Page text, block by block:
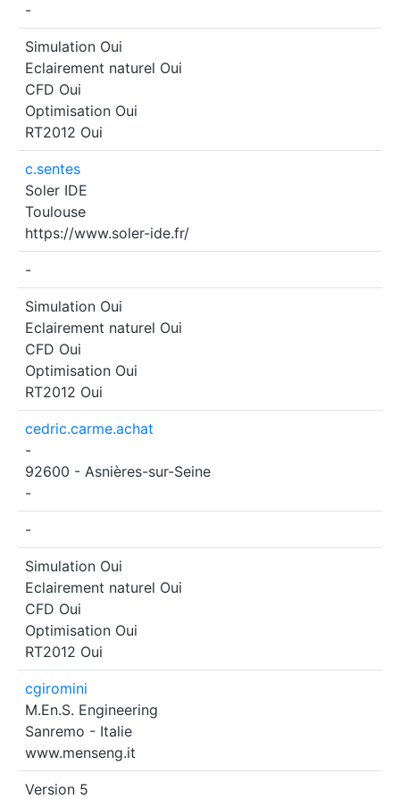
-
Simulation Oui
Eclairement naturel Oui
CFD Oui
Optimisation Oui
RT2012 Oui
c.sentes
Soler IDE
Toulouse
https://www.soler-ide.fr/
-
Simulation Oui
Eclairement naturel Oui
CFD Oui
Optimisation Oui
RT2012 Oui
cedric.carme.achat
-
92600 - Asnières-sur-Seine
-
-
Simulation Oui
Eclairement naturel Oui
CFD Oui
Optimisation Oui
RT2012 Oui
cgiromini
M.En.S. Engineering
Sanremo - Italie
www.menseng.it
Version 5